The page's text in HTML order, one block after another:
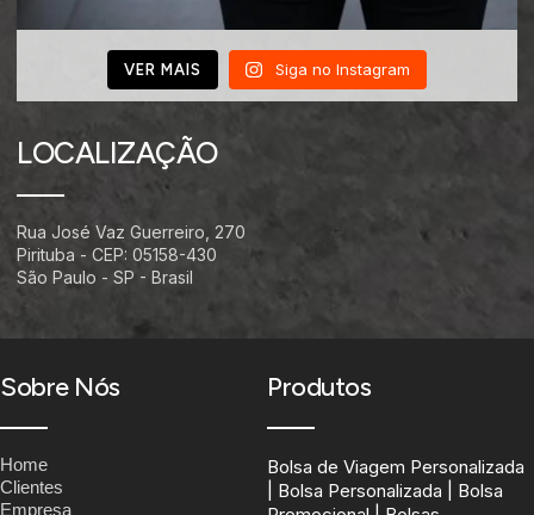
VER MAIS Siga no Instagram
LOCALIZAÇÃO
Rua José Vaz Guerreiro, 270
Pirituba - CEP: 05158-430
São Paulo - SP - Brasil
Sobre Nós
Home
Clientes
Empresa
Produtos
Bolsa de Viagem Personalizada
| Bolsa Personalizada | Bolsa